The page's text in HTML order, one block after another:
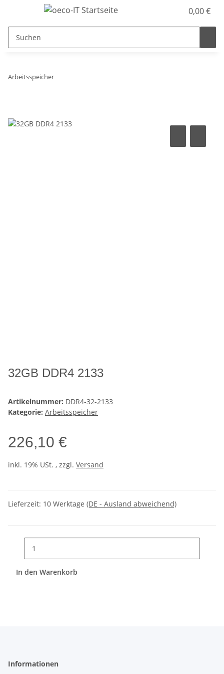
0,00 €
Arbeitsspeicher
32GB DDR4 2133
Artikelnummer: DDR4-32-2133
Kategorie: Arbeitsspeicher
226,10 €
inkl. 19% USt. , zzgl. Versand
Lieferzeit: 10 Werktage (DE - Ausland abweichend)
In den Warenkorb
Informationen